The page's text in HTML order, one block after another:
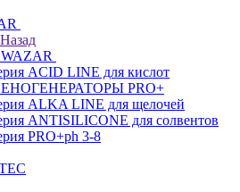
Назад
ACID LINE для кислот
PRO+
ALKA LINE для щелочей
ANTISILICONE для солвентов
PRO+ph 3-8